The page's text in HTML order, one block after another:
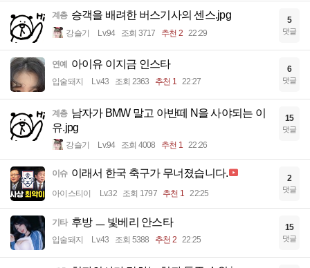
계층 승객을 배려한 버스기사의 센스.jpg
강슬기 Lv.94 조회 3717 추천 2 22:29
5
댓글
연예 아이유 이지금 인스타
입술돼지 Lv.43 조회 2363 추천 1 22:27
6
댓글
계층 남자가 BMW 말고 아반떼 N을 사야되는 이
유.jpg
강슬기 Lv.94 조회 4008 추천 1 22:26
15
댓글
이슈 이래서 한국 축구가 무너졌습니다.
아이스티이 Lv.32 조회 1797 추천 1 22:25
2
댓글
기타 후방 ㅡ 빛베리 안스타
입술돼지 Lv.43 조회 5388 추천 2 22:25
15
댓글